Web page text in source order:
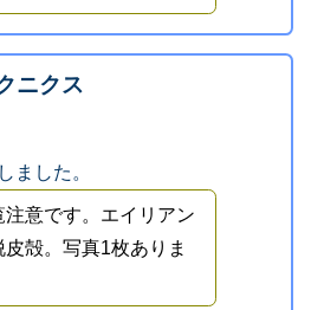
ニクス
ました。
意です。エイリアン
殻。写真1枚ありま